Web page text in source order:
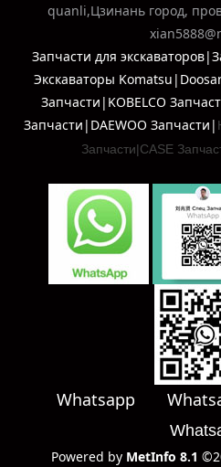
quanli,Цзинань город,
Запчасти для
Экскаваторы
Запчасти|KOBELCO
Запчасти|DAEWOO Запчасти|
Запчасти|CASE
Whatsapp
Powered by MetInfo 8.1